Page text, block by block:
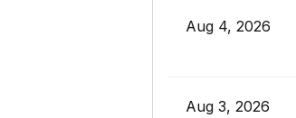
Aug 4, 2026
Aug 3, 2026